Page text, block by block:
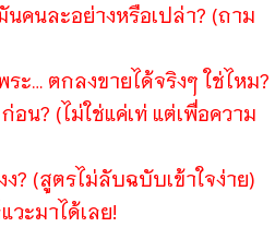
นคนละอย่างหรือเปล่า? (ถาม
ะ… ตกลงขายได้จริงๆ ใช่ไหม?
อน? (ไม่ใช่แค่เท่ แต่เพื่อความ
ง? (สูตรไม่ลับฉบับเข้าใจง่าย)
วะมาได้เลย!